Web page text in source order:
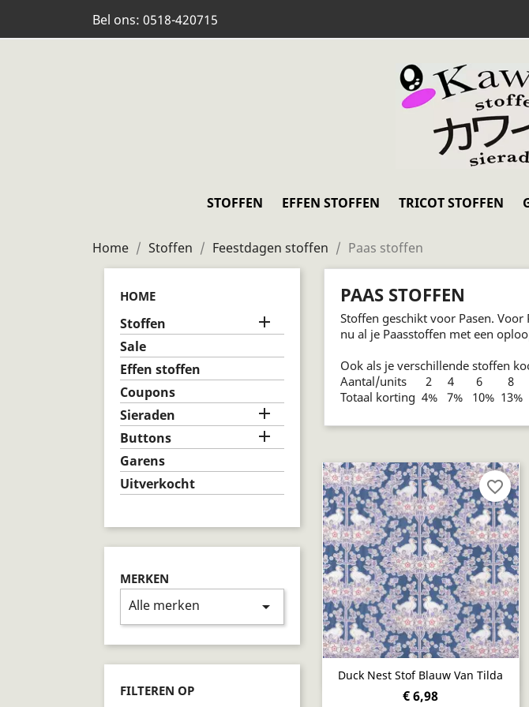
Bel ons: 0518-420715
STOFFEN EFFEN STOFFEN TRICOT STOFFEN
Home Stoffen Feestdagen stoffen Paas stoffen
HOME
Stoffen 
Sale
Effen stoffen
Coupons
Sieraden

Buttons 
Garens
Uitverkocht
MERKEN
Alle merken arrow_drop_down
FILTEREN OP
PAAS STOFFEN
Stoffen geschikt voor Pasen.
nu al je Paasstoffen met een
Ook als je verschillende stoffen
Aantal/units 2 4 6 8
Totaal korting 4% 7% 10% 13%
Duck Nest Stof Blauw Van Tilda
€ 6,98
Snel bekijken
favorite_border